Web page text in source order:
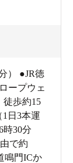
） ●JR徳
ープウェ
徒歩約15
日3本運
30分
で約
鳴門ICか